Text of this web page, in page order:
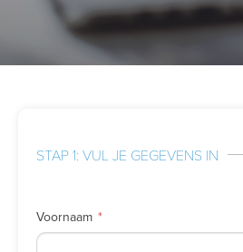
STAP 1: VUL JE GEGEVENS IN
Voornaam